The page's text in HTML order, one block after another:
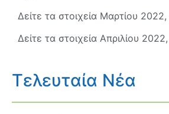
Δείτε τα στοιχεία Μαρτίου 2022,
Δείτε τα στοιχεία Απριλίου 2022,
Τελευταία Νέα